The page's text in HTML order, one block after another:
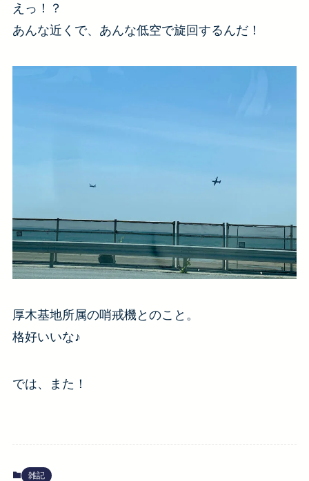
えっ！？
あんな近くで、あんな低空で旋回するんだ！
厚木基地所属の哨戒機とのこと。
格好いいな♪
では、また！
雑記